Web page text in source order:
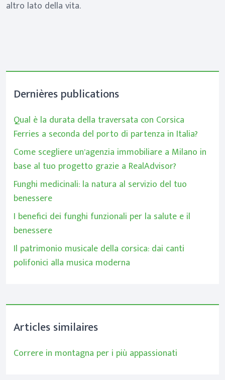
altro lato della vita.
Dernières publications
Qual è la durata della traversata con Corsica
Ferries a seconda del porto di partenza in Italia?
Come scegliere un’agenzia immobiliare a Milano in
base al tuo progetto grazie a RealAdvisor?
Funghi medicinali: la natura al servizio del tuo
benessere
I benefici dei funghi funzionali per la salute e il
benessere
Il patrimonio musicale della corsica: dai canti
polifonici alla musica moderna
Articles similaires
Correre in montagna per i più appassionati